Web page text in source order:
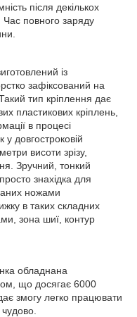
після декількох
повного заряду
із
зафіксований на
тип кріплення дає
пластикових кріплень,
в процесі
довгостроковій
висоти зрізу,
Зручний, тонкий
знахідка для
ножами
в таких складних
зона шиї, контур
обладнана
що досягає 6000
змогу легко працювати